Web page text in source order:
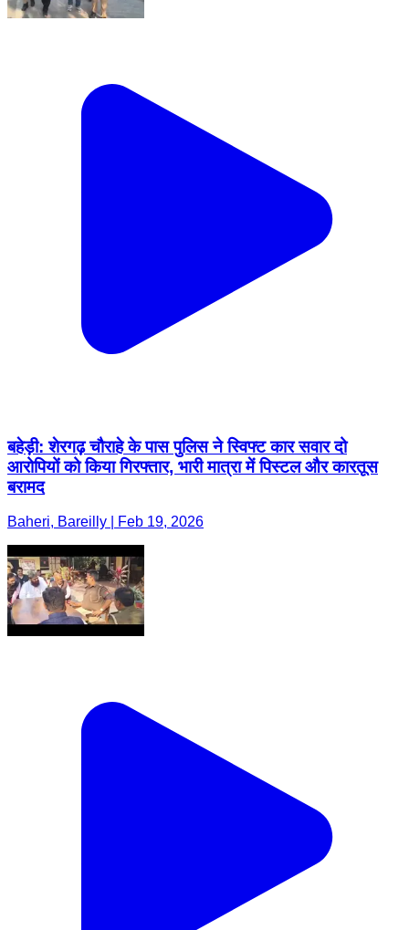
बहेड़ी: शेरगढ़ चौराहे के पास पुलिस ने स्विफ्ट कार सवार दो
आरोपियों को किया गिरफ्तार, भारी मात्रा में पिस्टल और कारतूस
बरामद
Baheri, Bareilly | Feb 19, 2026